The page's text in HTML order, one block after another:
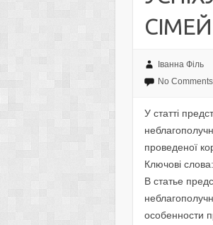
СIМЕЙ
Іванна Філь
No Comments
У статтi
проведеної
Ключовi
В статье
особенности